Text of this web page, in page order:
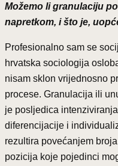
Možemo li granulaciju
napretkom, i što je,
Profesionalno sam se
hrvatska sociologija
nisam sklon vrijednosno
procese. Granulacija ili
je posljedica
diferencijacije i
rezultira povećanjem
pozicija koje pojedinci